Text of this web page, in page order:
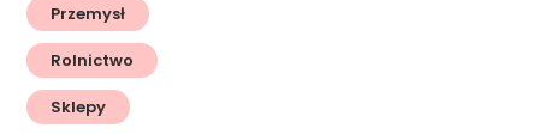
Przemysł
Rolnictwo
Sklepy